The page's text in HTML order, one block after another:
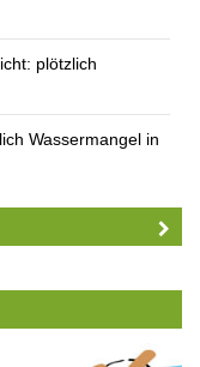
plötzlich
Wassermangel in